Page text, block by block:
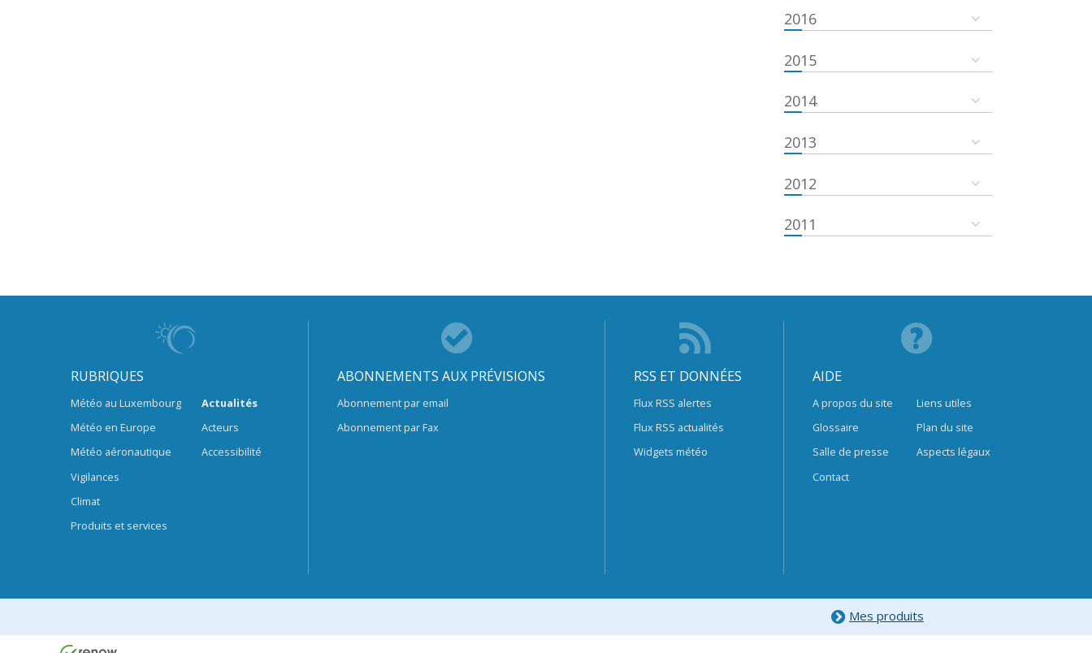
2016
2015
2014
2013
2012
2011
RUBRIQUES
Météo au Luxembourg
Météo en Europe
Météo aéronautique
Vigilances
Climat
Produits et services
Actualités
Acteurs
Accessibilité
ABONNEMENTS AUX PRÉVISIONS
Abonnement par email
Abonnement par Fax
RSS ET DONNÉES
Flux RSS alertes
Flux RSS actualités
Widgets météo
AIDE
A propos du site
Glossaire
Salle de presse
Contact
Liens utiles
Plan du site
Aspects légaux
Mes produits